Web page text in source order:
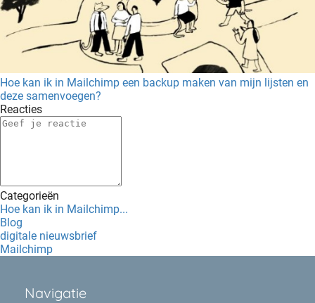
Hoe kan ik in Mailchimp een backup maken van mijn lijsten en
deze samenvoegen?
Reacties
Categorieën
Hoe kan ik in Mailchimp...
Blog
digitale nieuwsbrief
Mailchimp
Navigatie